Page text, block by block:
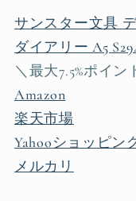
サンスター文具
ダイアリー A5
＼最大7.5%ポイン
Amazon
楽天市場
Yahooショッピン
メルカリ